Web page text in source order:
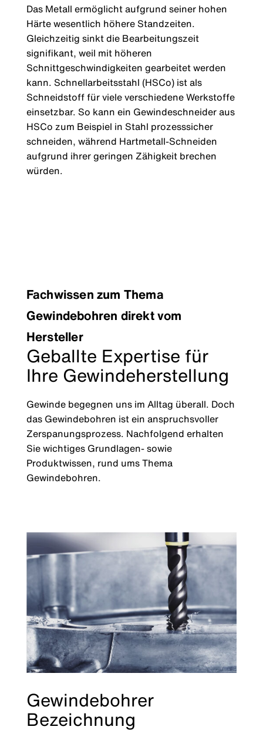
Das Metall ermöglicht aufgrund seiner hohen
Härte wesentlich höhere Standzeiten.
Gleichzeitig sinkt die Bearbeitungszeit
signifikant, weil mit höheren
Schnittgeschwindigkeiten gearbeitet werden
kann. Schnellarbeitsstahl (HSCo) ist als
Schneidstoff für viele verschiedene Werkstoffe
einsetzbar. So kann ein Gewindeschneider aus
HSCo zum Beispiel in Stahl prozesssicher
schneiden, während Hartmetall-Schneiden
aufgrund ihrer geringen Zähigkeit brechen
würden.
Fachwissen zum Thema
Gewindebohren direkt vom
Hersteller
Geballte Expertise für
Ihre Gewindeherstellung
Gewinde begegnen uns im Alltag überall. Doch
das Gewindebohren ist ein anspruchsvoller
Zerspanungsprozess. Nachfolgend erhalten
Sie wichtiges Grundlagen- sowie
Produktwissen, rund ums Thema
Gewindebohren.
Gewindebohrer
Bezeichnung